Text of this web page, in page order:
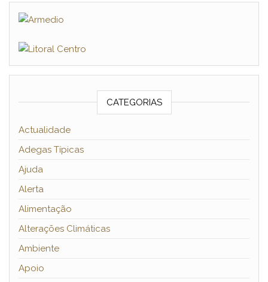
CATEGORIAS
Actualidade
Adegas Típicas
Ajuda
Alerta
Alimentação
Alterações Climáticas
Ambiente
Apoio